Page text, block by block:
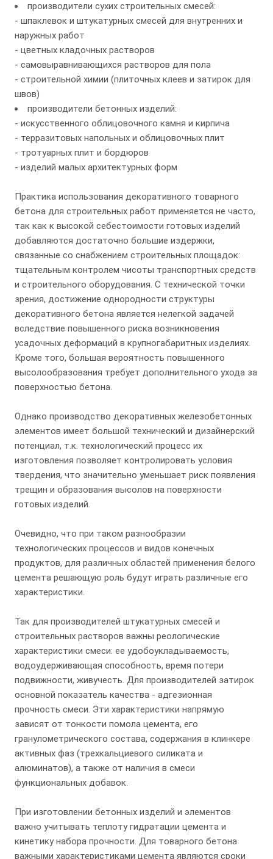
производители сухих строительных смесей:
- шпаклевок и штукатурных смесей для внутренних и
наружных работ
- цветных кладочных растворов
- самовыравнивающихся растворов для пола
- строительной химии (плиточных клеев и затирок для
швов)
производители бетонных изделий:
- искусственного облицовочного камня и кирпича
- терразитовых напольных и облицовочных плит
- тротуарных плит и бордюров
- изделий малых архитектурных форм
Практика использования декоративного товарного
бетона для строительных работ применяется не часто,
так как к высокой себестоимости готовых изделий
добавляются достаточно большие издержки,
связанные со снабжением строительных площадок:
тщательным контролем чисоты транспортных средств
и строительного оборудования. С технической точки
зрения, достижение однородности структуры
декоративного бетона является нелегкой задачей
вследствие повышенного риска возникновения
усадочных деформаций в крупногабаритных изделиях.
Кроме того, большая вероятность повышенного
высолообразования требует дополнительного ухода за
поверхностью бетона.
Однако производство декоративных железобетонных
элементов имеет большой технический и дизайнерский
потенциал, т.к. технологический процесс их
изготовления позволяет контролировать условия
твердения, что значительно уменьшает риск появления
трещин и образования высолов на поверхности
готовых изделий.
Очевидно, что при таком разнообразии
технологических процессов и видов конечных
продуктов, для различных областей применения белого
цемента решающую роль будут играть различные его
характеристики.
Так для производителей штукатурных смесей и
строительных растворов важны реологические
характеристики смеси: ее удобоукладываемость,
водоудерживающая способность, время потери
подвижности, живучесть. Для производителей затирок
основной показатель качества - адгезионная
прочность смеси. Эти характеристики напрямую
зависят от тонкости помола цемента, его
гранулометрического состава, содержания в клинкере
активных фаз (трехкальциевого силиката и
алюминатов), а также от наличия в смеси
функциональных добавок.
При изготовлении бетонных изделий и элементов
важно учитывать теплоту гидратации цемента и
кинетику набора прочности. Для товарного бетона
важными характеристиками цемента являются сроки